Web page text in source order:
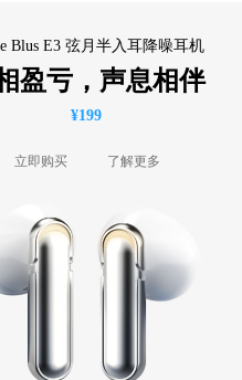
Blus E3 弦月半入耳降噪耳机
盈亏，声息相伴
¥199
立即购买 了解更多